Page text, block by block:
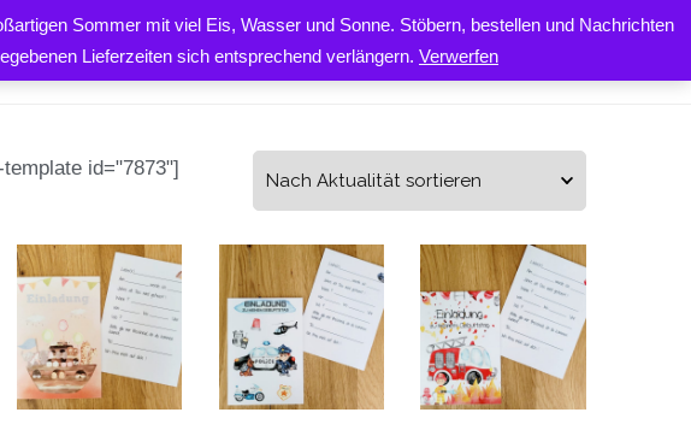
Sommer mit viel Eis, Wasser und Sonne. Stöbern, bestellen und Nachrichten
Lieferzeiten sich entsprechend verlängern. Verwerfen
KONTAKT
id="7873"]